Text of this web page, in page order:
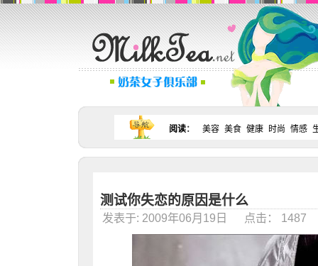
阅读： 美容 美食 健康 时尚 情感
测试你失恋的原因是什么
发表于: 2009年06月19日 点击： 1487